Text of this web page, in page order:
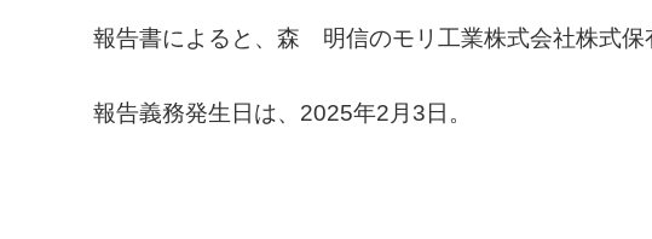
報告書によると、森 明信のモリ工業株式会社株式保
報告義務発生日は、2025年2月3日。